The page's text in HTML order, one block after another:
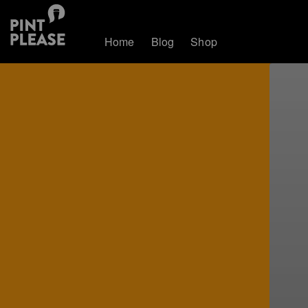
Home Blog Shop